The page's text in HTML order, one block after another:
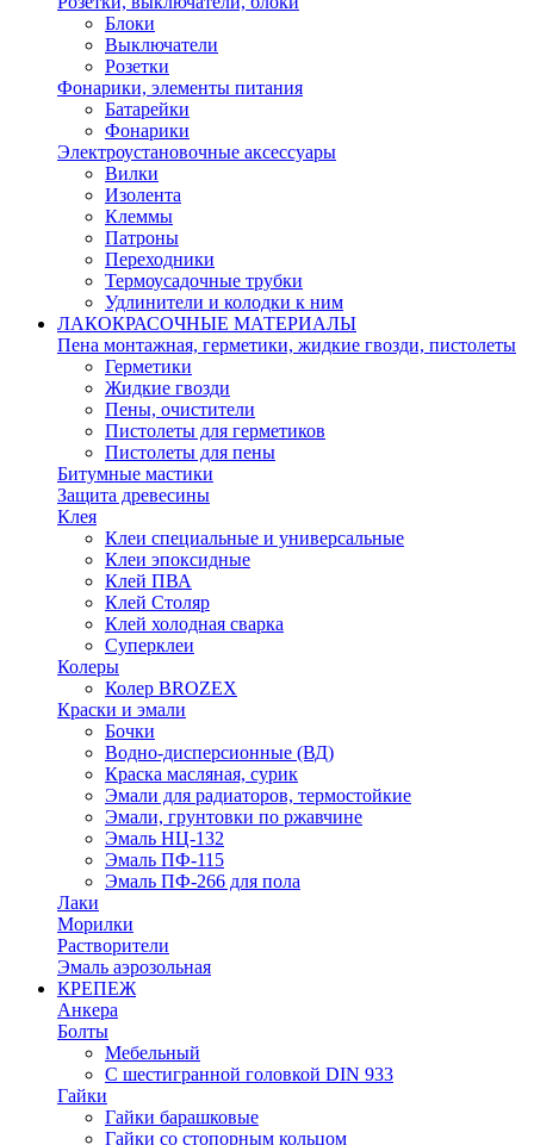
Блоки
Выключатели
Розетки
Фонарики, элементы питания
Батарейки
Фонарики
Электроустановочные аксессуары
Вилки
Изолента
Клеммы
Патроны
Переходники
Термоусадочные трубки
Удлинители и колодки к ним
ЛАКОКРАСОЧНЫЕ МАТЕРИАЛЫ
Пена монтажная, герметики, жидкие гвозди, пистолеты
Герметики
Жидкие гвозди
Пены, очистители
Пистолеты для герметиков
Пистолеты для пены
Битумные мастики
Защита древесины
Клея
Клеи специальные и универсальные
Клеи эпоксидные
Клей ПВА
Клей Столяр
Клей холодная сварка
Суперклеи
Колеры
Колер BROZEX
Краски и эмали
Бочки
Водно-дисперсионные (ВД)
Краска масляная, сурик
Эмали для радиаторов, термостойкие
Эмали, грунтовки по ржавчине
Эмаль НЦ-132
Эмаль ПФ-115
Эмаль ПФ-266 для пола
Лаки
Морилки
Растворители
Эмаль аэрозольная
КРЕПЕЖ
Анкера
Болты
Мебельный
С шестигранной головкой DIN 933
Гайки
Гайки барашковые
Гайки со стопорным кольцом